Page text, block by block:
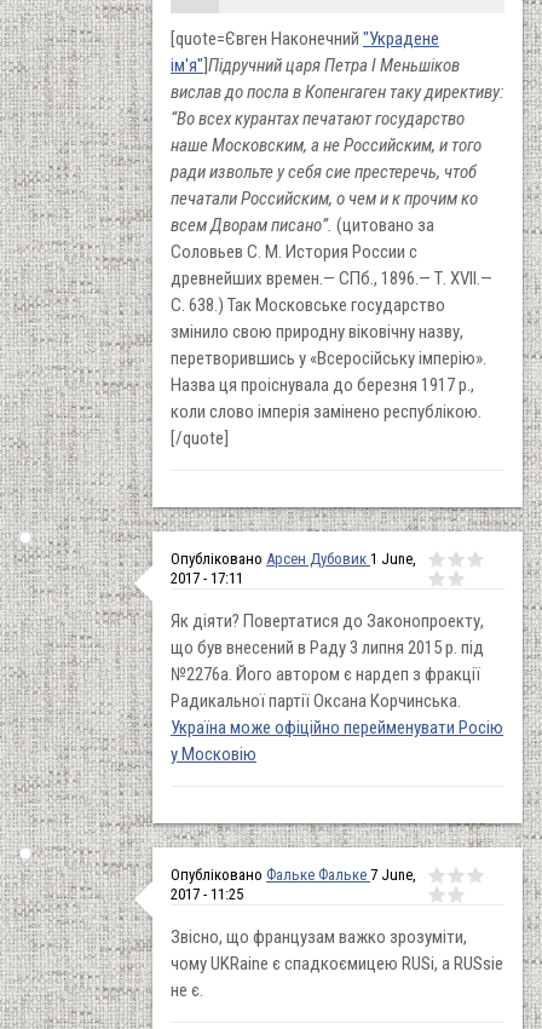
[quote=Євген Наконечний "Украдене
ім'я"]Підручний царя Петра I Меньшіков
вислав до посла в Копенгаген таку директиву:
“Во всех курантах печатают государство
наше Московским, а не Российским, и того
ради извольте у себя сие престеречь, чтоб
печатали Российским, о чем и к прочим ко
всем Дворам писано”. (цитовано за
Соловьев С. М. История России с
древнейших времен.— СПб., 1896.— Т. XVII.—
С. 638.) Так Московське государство
змінило свою природну віковічну назву,
перетворившись у «Всеросійську імперію».
Назва ця проіснувала до березня 1917 р.,
коли слово імперія замінено республікою.
[/quote]
Опубліковано Арсен Дубовик 1 June,
2017 - 17:11
Як діяти? Повертатися до Законопроекту,
що був внесений в Раду 3 липня 2015 р. під
№2276а. Його автором є нардеп з фракції
Радикальної партії Оксана Корчинська.
Україна може офіційно перейменувати Росію
у Московію
Опубліковано Фальке Фальке 7 June,
2017 - 11:25
Звісно, що французам важко зрозуміти,
чому UKRaine є спадкоємицею RUSi, а RUSsie
не є.